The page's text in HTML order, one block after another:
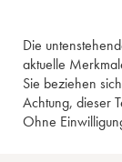
Die
aktuelle
Sie beziehen
Achtung, dieser
Ohne